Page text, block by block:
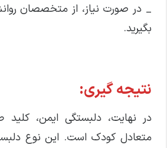
_ در صورت نیاز، از متخصصان
بگیرید.
نتیجه گیری:
در نهایت، دلبستگی ایمن،
متعادل کودک است. این نوع